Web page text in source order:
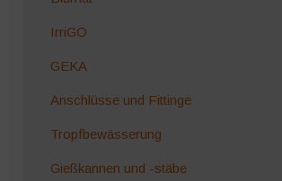
IrriGO
GEKA
Anschlüsse und Fittinge
Tropfbewässerung
Gießkannen und -stäbe